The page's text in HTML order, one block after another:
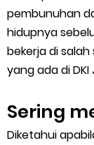
pembunuhan
hidupnya
bekerja di
yang ada di DKI
Sering
Diketahui